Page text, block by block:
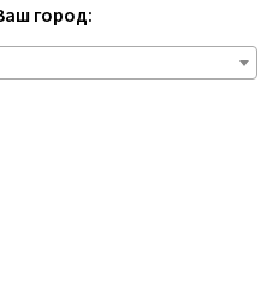
город: